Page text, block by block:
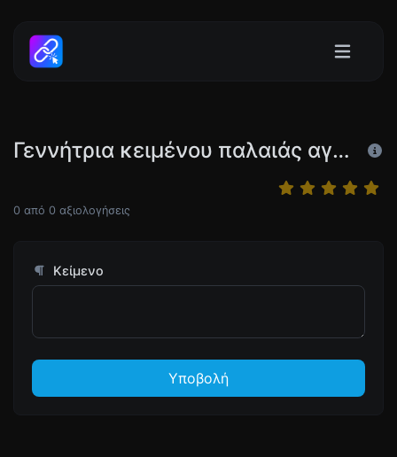
Γεννήτρια κειμένου παλαιάς αγγλικής
0 από 0 αξιολογήσεις
Κείμενο
Υποβολή